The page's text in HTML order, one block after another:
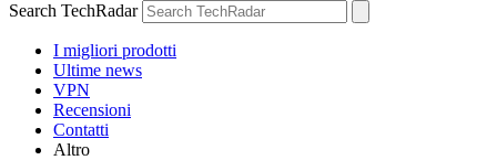
Search TechRadar
I migliori prodotti
Ultime news
VPN
Recensioni
Contatti
Altro